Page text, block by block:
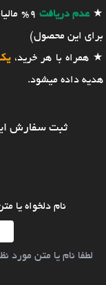
★عدم دریافت 9% مالیات بر ارزش افزوده (به مبلغ
برای این محصول)
★ همراه با هر خرید،یک
هدیه داده میشود.
ثبت سفارش
نام دلخواه یا
لطفا نام یا متن مورد